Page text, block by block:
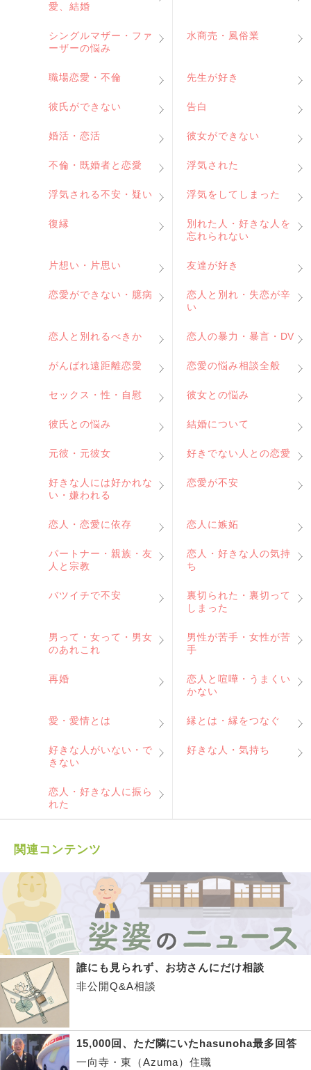
愛、結婚
シングルマザー・ファ
ーザーの悩み
水商売・風俗業
職場恋愛・不倫 先生が好き
彼氏ができない 告白
婚活・恋活 彼女ができない
不倫・既婚者と恋愛 浮気された
浮気される不安・疑い 浮気をしてしまった
復縁
別れた人・好きな人を
忘れられない
片想い・片思い 友達が好き
恋愛ができない・臆病
恋人と別れ・失恋が辛
い
恋人と別れるべきか 恋人の暴力・暴言・DV
がんばれ遠距離恋愛 恋愛の悩み相談全般
セックス・性・自慰 彼女との悩み
彼氏との悩み 結婚について
元彼・元彼女 好きでない人との恋愛
好きな人には好かれな
い・嫌われる
恋愛が不安
恋人・恋愛に依存 恋人に嫉妬
パートナー・親族・友
人と宗教
恋人・好きな人の気持
ち
バツイチで不安
裏切られた・裏切って
しまった
男って・女って・男女
のあれこれ
男性が苦手・女性が苦
手
再婚
恋人と喧嘩・うまくい
かない
愛・愛情とは 縁とは・縁をつなぐ
好きな人がいない・で
きない
好きな人・気持ち
恋人・好きな人に振ら
れた
関連コンテンツ
誰にも見られず、お坊さんにだけ相談
非公開Q&A相談
15,000回、ただ隣にいたhasunoha最多回答
一向寺・東（Azuma）住職